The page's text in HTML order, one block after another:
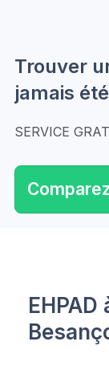
Trouver
jamais
SERVICE